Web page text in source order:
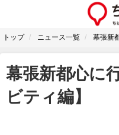
トップ ニュース一覧 幕張新
幕張新都心に
ビティ編】